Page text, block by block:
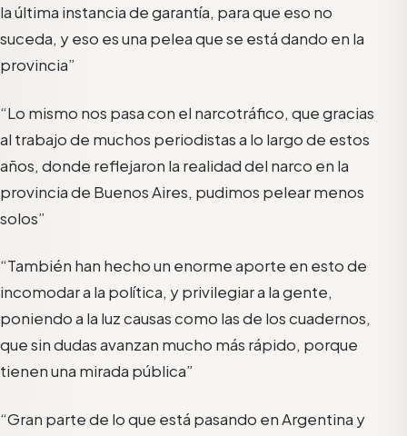
la última instancia de garantía, para que eso no
suceda, y eso es una pelea que se está dando en la
provincia”
“Lo mismo nos pasa con el narcotráfico, que gracias
al trabajo de muchos periodistas a lo largo de estos
años, donde reflejaron la realidad del narco en la
provincia de Buenos Aires, pudimos pelear menos
solos”
“También han hecho un enorme aporte en esto de
incomodar a la política, y privilegiar a la gente,
poniendo a la luz causas como las de los cuadernos,
que sin dudas avanzan mucho más rápido, porque
tienen una mirada pública”
“Gran parte de lo que está pasando en Argentina y